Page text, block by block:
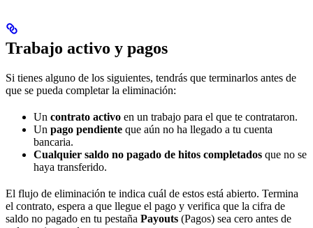
Trabajo activo y pagos
Si tienes alguno de los siguientes, tendrás que terminarlos antes de
que se pueda completar la eliminación:
Un contrato activo en un trabajo para el que te contrataron.
Un pago pendiente que aún no ha llegado a tu cuenta
bancaria.
Cualquier saldo no pagado de hitos completados que no se
haya transferido.
El flujo de eliminación te indica cuál de estos está abierto. Termina
el contrato, espera a que llegue el pago y verifica que la cifra de
saldo no pagado en tu pestaña Payouts (Pagos) sea cero antes de